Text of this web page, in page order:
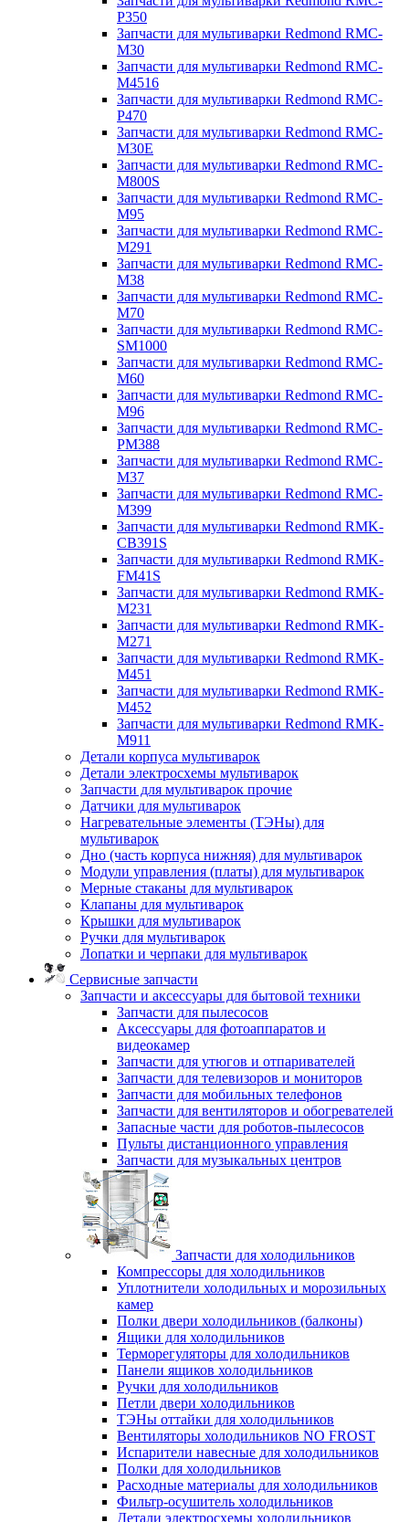
P350
Запчасти для мультиварки Redmond RMC-
M30
Запчасти для мультиварки Redmond RMC-
M4516
Запчасти для мультиварки Redmond RMC-
P470
Запчасти для мультиварки Redmond RMC-
M30E
Запчасти для мультиварки Redmond RMC-
M800S
Запчасти для мультиварки Redmond RMC-
M95
Запчасти для мультиварки Redmond RMC-
M291
Запчасти для мультиварки Redmond RMC-
M38
Запчасти для мультиварки Redmond RMC-
M70
Запчасти для мультиварки Redmond RMC-
SM1000
Запчасти для мультиварки Redmond RMC-
M60
Запчасти для мультиварки Redmond RMC-
M96
Запчасти для мультиварки Redmond RMC-
PM388
Запчасти для мультиварки Redmond RMC-
M37
Запчасти для мультиварки Redmond RMC-
M399
Запчасти для мультиварки Redmond RMK-
CB391S
Запчасти для мультиварки Redmond RMK-
FM41S
Запчасти для мультиварки Redmond RMK-
M231
Запчасти для мультиварки Redmond RMK-
M271
Запчасти для мультиварки Redmond RMK-
M451
Запчасти для мультиварки Redmond RMK-
M452
Запчасти для мультиварки Redmond RMK-
M911
Детали корпуса мультиварок
Детали электросхемы мультиварок
Запчасти для мультиварок прочие
Датчики для мультиварок
Нагревательные элементы (ТЭНы) для
мультиварок
Дно (часть корпуса нижняя) для мультиварок
Модули управления (платы) для мультиварок
Мерные стаканы для мультиварок
Клапаны для мультиварок
Крышки для мультиварок
Ручки для мультиварок
Лопатки и черпаки для мультиварок
Сервисные запчасти
Запчасти и аксессуары для бытовой техники
Запчасти для пылесосов
Аксессуары для фотоаппаратов и
видеокамер
Запчасти для утюгов и отпаривателей
Запчасти для телевизоров и мониторов
Запчасти для мобильных телефонов
Запчасти для вентиляторов и обогревателей
Запасные части для роботов-пылесосов
Пульты дистанционного управления
Запчасти для музыкальных центров
Запчасти для холодильников
Компрессоры для холодильников
Уплотнители холодильных и морозильных
камер
Полки двери холодильников (балконы)
Ящики для холодильников
Терморегуляторы для холодильников
Панели ящиков холодильников
Ручки для холодильников
Петли двери холодильников
ТЭНы оттайки для холодильников
Вентиляторы холодильников NO FROST
Испарители навесные для холодильников
Полки для холодильников
Расходные материалы для холодильников
Фильтр-осушитель холодильников
Детали электросхемы холодильников